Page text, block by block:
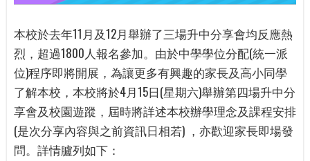
本校於去年11月及12月舉辦了三場升中分享會均反應熱
烈，超過1800人報名參加。由於中學學位分配(統一派
位)程序即將開展，為讓更多有興趣的家長及高小同學
了解本校，本校將於4月15日(星期六)舉辦第四場升中分
享會及校園遊蹤，屆時將詳述本校辦學理念及課程安排
(是次分享內容與之前資訊日相若) ，亦歡迎家長即場發
問。詳情臚列如下：